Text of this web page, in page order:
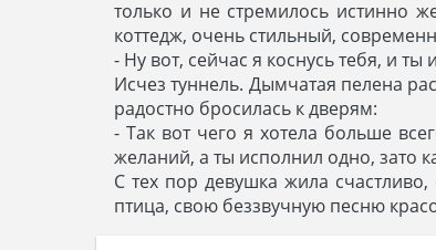
только и не стремилось истинно
коттедж, очень стильный,
- Ну вот, сейчас я коснусь тебя, и
Исчез туннель. Дымчатая пелена
радостно бросилась к дверям:
- Так вот чего я хотела больше
желаний, а ты исполнил одно, зато
С тех пор девушка жила
птица, свою беззвучную песню